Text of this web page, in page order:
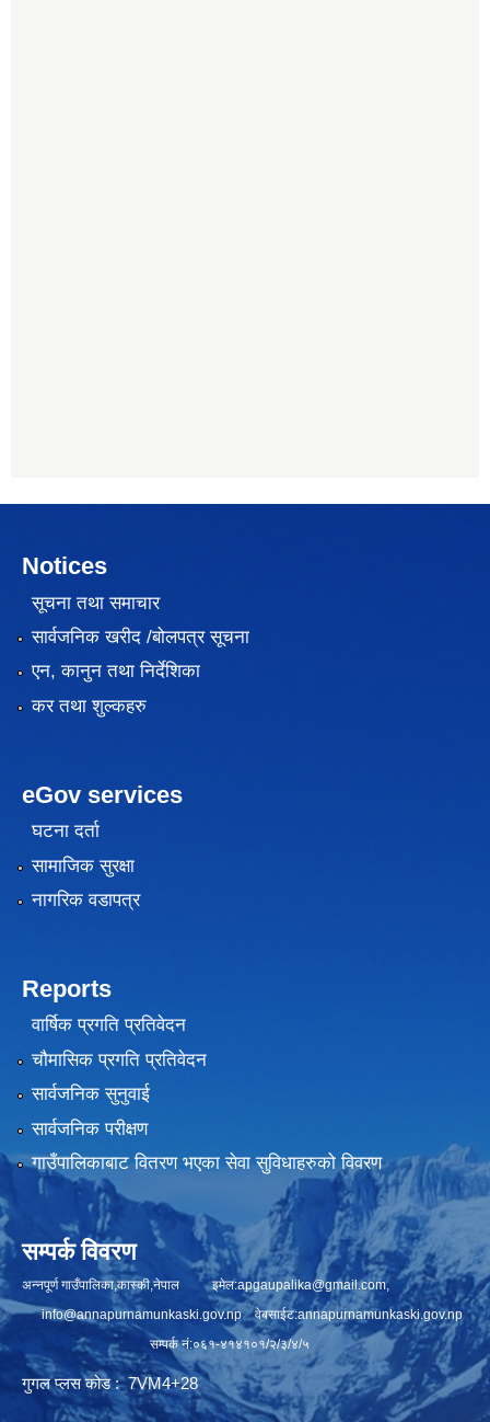
Notices
सूचना तथा समाचार
सार्वजनिक खरीद /बोलपत्र सूचना
एन, कानुन तथा निर्देशिका
कर तथा शुल्कहरु
eGov services
घटना दर्ता
सामाजिक सुरक्षा
नागरिक वडापत्र
Reports
वार्षिक प्रगति प्रतिवेदन
चौमासिक प्रगति प्रतिवेदन
सार्वजनिक सुनुवाई
सार्वजनिक परीक्षण
गाउँपालिकाबाट वितरण भएका सेवा सुविधाहरुको विवरण
सम्पर्क विवरण
अन्नपूर्ण गाउँपालिका,कास्की,नेपाल इमेल:apgaupalika@gmail.com,
info@annapurnamunkaski.gov.npवेबसाईट:annapurnamunkaski.gov.np
सम्पर्क नं:०६१-४१४१०१/२/३/४/५
गुगल प्लस कोड : 7VM4+28